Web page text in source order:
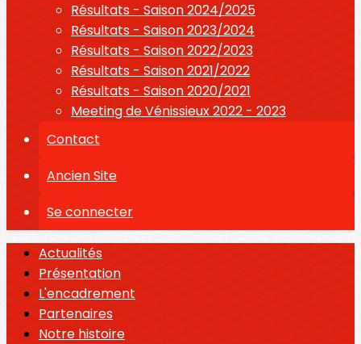
Résultats - Saison 2024/2025
Résultats - Saison 2023/2024
Résultats - Saison 2022/2023
Résultats - Saison 2021/2022
Résultats - Saison 2020/2021
Meeting de Vénissieux 2022 - 2023
Contact
Ancien Site
Se connecter
Actualités
Présentation
L'encadrement
Partenaires
Notre histoire